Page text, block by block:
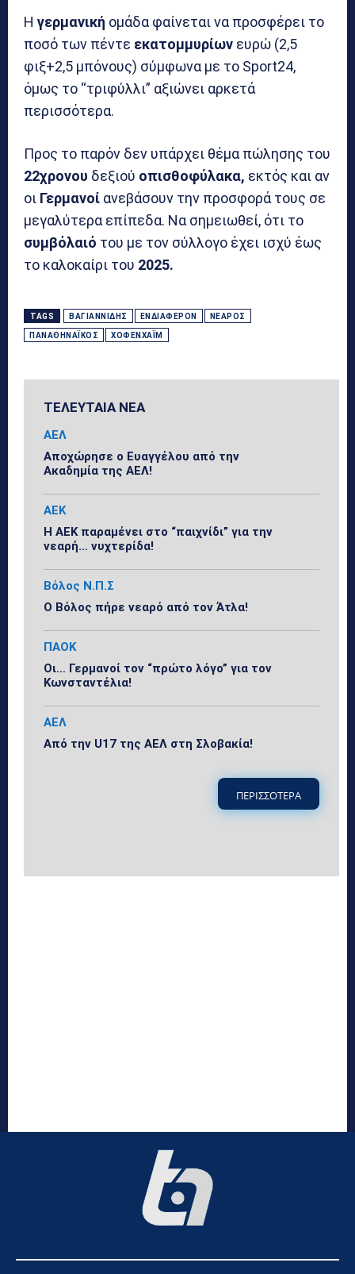
Η γερμανική ομάδα φαίνεται να προσφέρει το
ποσό των πέντε εκατομμυρίων ευρώ (2,5
φιξ+2,5 μπόνους) σύμφωνα με το Sport24,
όμως το “τριφύλλι” αξιώνει αρκετά
περισσότερα.
Προς το παρόν δεν υπάρχει θέμα πώλησης του
22χρονου δεξιού οπισθοφύλακα, εκτός και αν
οι Γερμανοί ανεβάσουν την προσφορά τους σε
μεγαλύτερα επίπεδα. Να σημειωθεί, ότι το
συμβόλαιό του με τον σύλλογο έχει ισχύ έως
το καλοκαίρι του 2025.
TAGS ΒΑΓΙΑΝΝΊΔΗΣ ΕΝΔΙΑΦΈΡΟΝ ΝΕΑΡΌΣ
ΠΑΝΑΘΗΝΑΪΚΌΣ ΧΌΦΕΝΧΑΪΜ
ΤΕΛΕΥΤΑΙΑ ΝΕΑ
ΑΕΛ
Αποχώρησε ο Ευαγγέλου από την
Ακαδημία της ΑΕΛ!
ΑΕΚ
Η ΑΕΚ παραμένει στο “παιχνίδι” για την
νεαρή… νυχτερίδα!
Βόλος Ν.Π.Σ
Ο Βόλος πήρε νεαρό από τον Άτλα!
ΠΑΟΚ
Οι… Γερμανοί τον “πρώτο λόγο” για τον
Κωνσταντέλια!
ΑΕΛ
Από την U17 της ΑΕΛ στη Σλοβακία!
ΠΕΡΙΣΣΟΤΕΡΑ